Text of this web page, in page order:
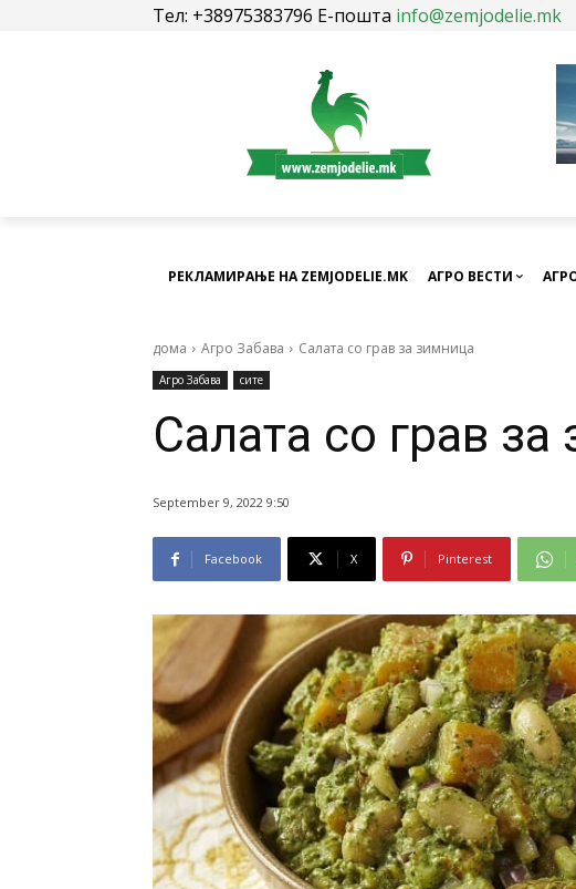
Тел: +38975383796 Е-пошта info@zemjodelie.mk
РЕКЛАМИРАЊЕ НА ZEMJODELIE.MK АГРО ВЕСТИ
дома Агро Забава Салата со грав за зимница
Агро Забава сите
Салата со грав за
September 9, 2022 9:50
Facebook X Pinterest